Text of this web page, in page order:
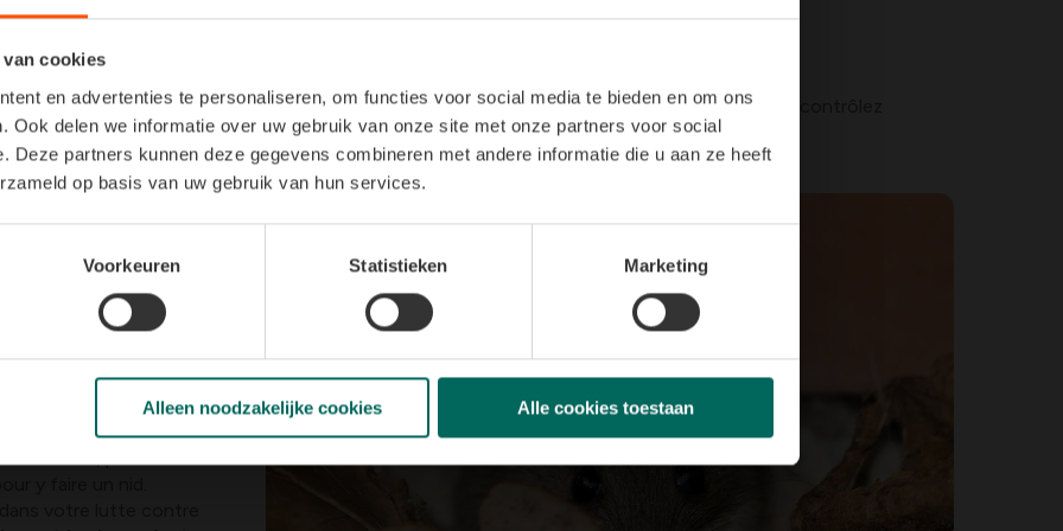
van cookies
en advertenties te personaliseren, om functies voor social media te bieden en om ons
Ook delen we informatie over uw gebruik van onze site met onze partners voor social
Deze partners kunnen deze gegevens combineren met andere informatie die u aan ze heeft
op basis van uw gebruik van hun services.
Voorkeuren Statistieken Marketing
Alleen noodzakelijke cookies Alle cookies toestaan
de nourriture fraîche.
d’appât, que vous contrôlez chaque fois, que de mettre une grande quantité que vous ne contrôlez
que s’il reste frais.
qu’à condition
Mettez donc les
les déchets dans
les murs, plus les